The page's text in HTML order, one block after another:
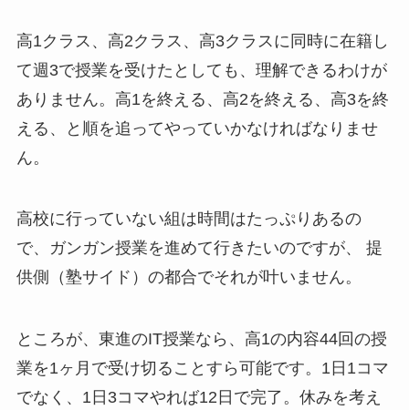
高1クラス、高2クラス、高3クラスに同時に在籍し
て週3で授業を受けたとしても、理解できるわけが
ありません。高1を終える、高2を終える、高3を終
える、と順を追ってやっていかなければなりませ
ん。
高校に行っていない組は時間はたっぷりあるの
で、ガンガン授業を進めて行きたいのですが、 提
供側（塾サイド）の都合でそれが叶いません。
ところが、東進のIT授業なら、高1の内容44回の授
業を1ヶ月で受け切ることすら可能です。1日1コマ
でなく、1日3コマやれば12日で完了。休みを考え